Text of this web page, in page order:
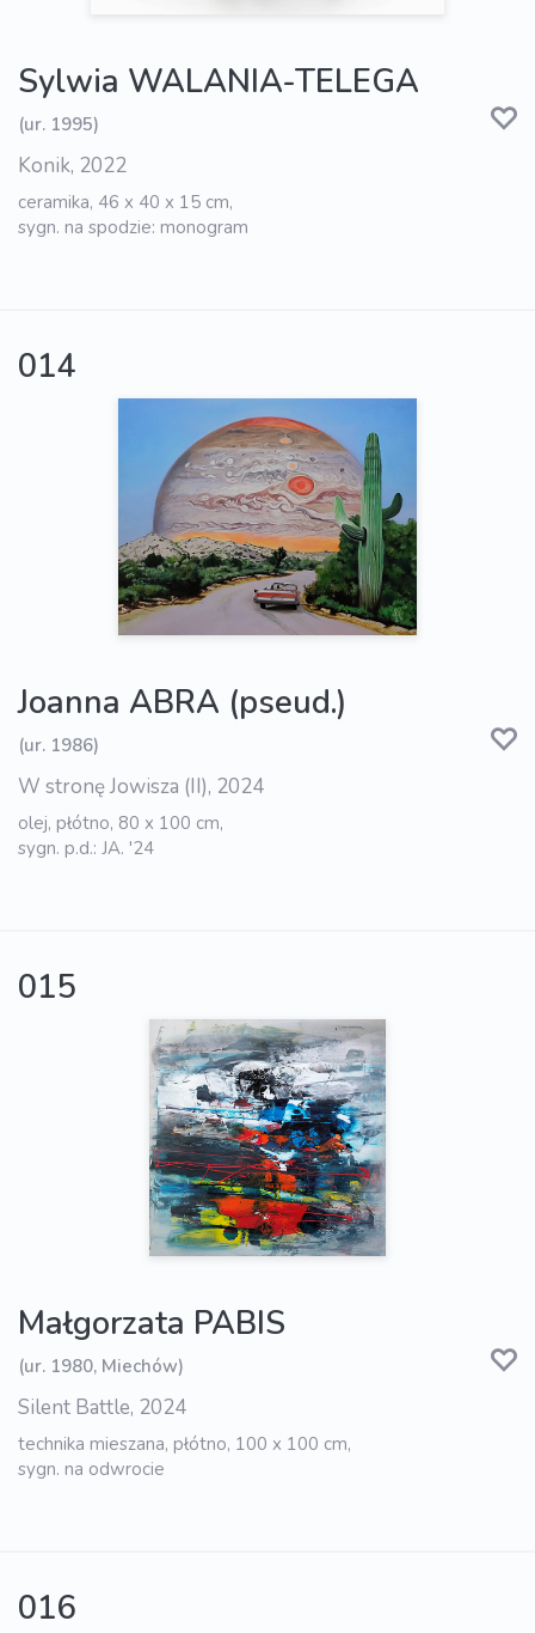
Sylwia WALANIA-TELEGA
(ur. 1995)
Konik, 2022
ceramika, 46 x 40 x 15 cm,
sygn. na spodzie: monogram
014
Joanna ABRA (pseud.)
(ur. 1986)
W stronę Jowisza (II), 2024
olej, płótno, 80 x 100 cm,
sygn. p.d.: JA. '24
015
Małgorzata PABIS
(ur. 1980, Miechów)
Silent Battle, 2024
technika mieszana, płótno, 100 x 100 cm,
sygn. na odwrocie
016